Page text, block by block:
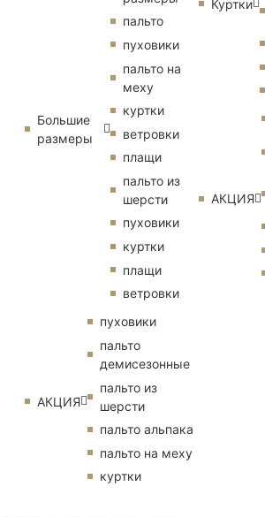
Большие
размеры
пальто
пуховики
пальто на
меху
куртки
ветровки
плащи
пальто из
шерсти
пуховики
куртки
плащи
ветровки
АКЦИЯ
пуховики
пальто
демисезонные
пальто из
шерсти
пальто альпака
пальто на меху
куртки
Куртки
АКЦИЯ